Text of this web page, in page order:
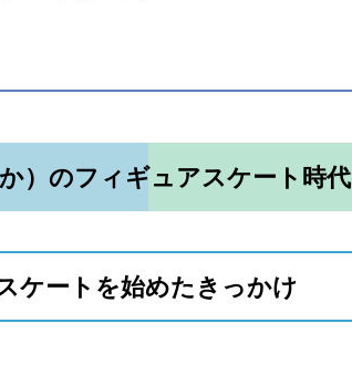
）のフィギュアスケート時代
ケートを始めたきっかけ